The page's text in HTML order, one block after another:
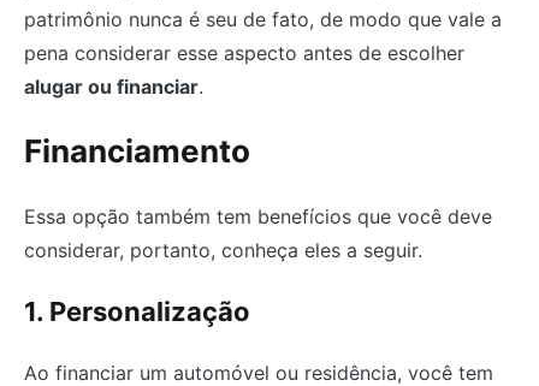
patrimônio nunca é seu de fato, de modo que vale a
pena considerar esse aspecto antes de escolher
alugar ou financiar.
Financiamento
Essa opção também tem benefícios que você deve
considerar, portanto, conheça eles a seguir.
1. Personalização
Ao financiar um automóvel ou residência, você tem